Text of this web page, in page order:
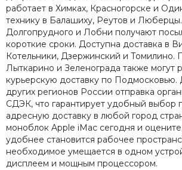
работает в Химках, Красногорске и
технику в Балашиху, Реутов и
Долгопрудного и Лобни получают
короткие сроки. Доступна доставка в
Котельники, Дзержинский и Томилино.
Лыткарино и Зеленограда также могут
курьерскую доставку по Подмосковью.
других регионов России отправка
СДЭК, что гарантирует удобный выбор
адресную доставку в любой город
моноблок Apple iMac сегодня и
удобнее становится рабочее
необходимое умещается в одном
дисплеем и мощным процессором.